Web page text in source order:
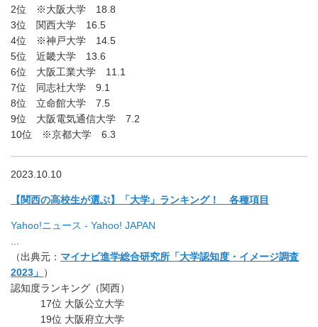
2位 ※大阪大学 18.8
3位 関西大学 16.5
4位 ※神戸大学 14.5
5位 近畿大学 13.6
6位 大阪工業大学 11.1
7位 同志社大学 9.1
8位 立命館大学 7.5
9位 大阪電気通信大学 7.2
10位 ※京都大学 6.3
2023.10.10
【関西の高校生が選ぶ】「大学」ランキング！ 各種項目
Yahoo!ニュース - Yahoo! JAPAN
...
（出典元： マイナビ進学総合研究所「大学認知度・イメージ調査
2023」 ）
認知度ランキング（関西）
17位 大阪公立大学
19位 大阪府立大学